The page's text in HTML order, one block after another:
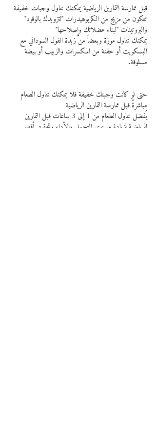
قبل ممارسة التمارين الرياضية يمكنك تناول وجبات خفيفة
تتكون من مزيج من الكربوهيدرات "لتزويدك بالوقود"
والبروتينات "لبناء عضلاتك وإصلاحها"
يمكنك تناول موزة وبعضاً من زبدة الفول السوداني مع
البسكويت أو حفنة من المكسرات والزبيب أو بيضة
مسلوقة.
حتى لو كانت وجبتك خفيفة فلا يمكنك تناول الطعام
مباشرةً قبل ممارسة التمارين الرياضية
يُفضل تناول الطعام من 1 إلى 3 ساعات قبل التمارين
الرياضية لزيادة مستوى التحمل والأداء وتحقيق أقصى